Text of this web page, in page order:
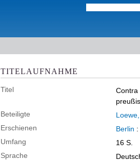
TITELAUFNAHME
Titel Contra
Beteiligte
Erschienen
Berlin :
Umfang
16 S.
Sprache